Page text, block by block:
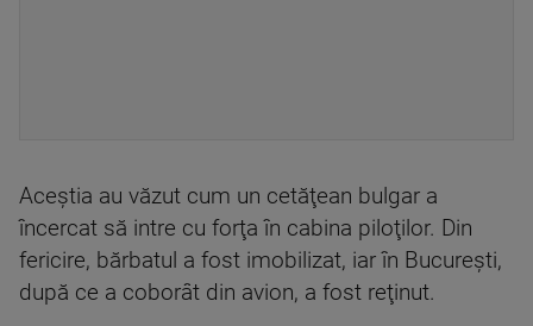
Aceştia au văzut cum un cetăţean bulgar a
încercat să intre cu forţa în cabina piloţilor. Din
fericire, bărbatul a fost imobilizat, iar în Bucureşti,
după ce a coborât din avion, a fost reţinut.